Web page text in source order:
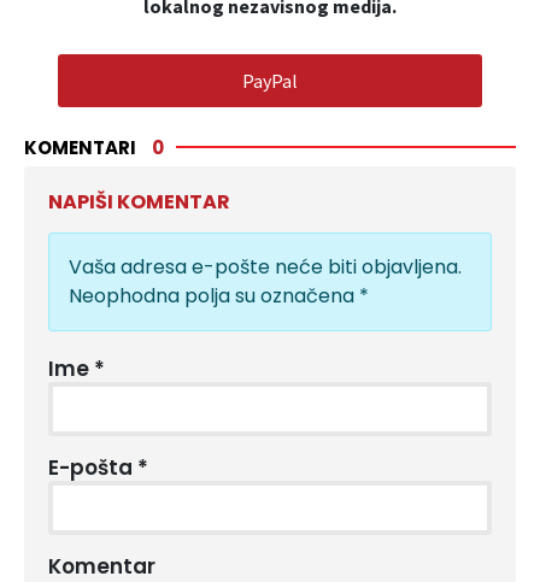
lokalnog nezavisnog medija.
PayPal
KOMENTARI 0
NAPIŠI KOMENTAR
Vaša adresa e-pošte neće biti objavljena.
Neophodna polja su označena *
Ime *
E-pošta *
Komentar